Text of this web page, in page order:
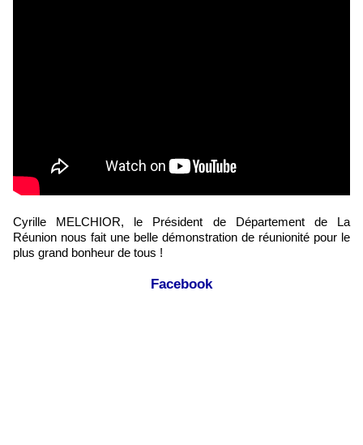
Cyrille MELCHIOR, le Président de Département de La
Réunion nous fait une belle démonstration de réunionité pour le
plus grand bonheur de tous !
Facebook